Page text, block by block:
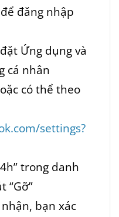
đăng nhập
Ứng dụng và
cá nhân
có thể theo
settings?
trong danh
“Gỡ”
bạn xác